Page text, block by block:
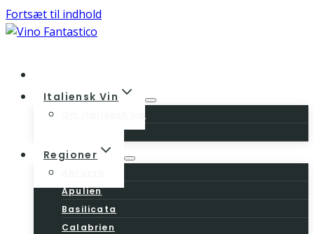
Fortsæt til indhold
Italiensk Vin
Regioner
Apulien
Basilicata
Calabrien